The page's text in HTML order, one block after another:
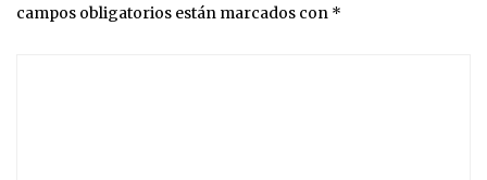
campos obligatorios están marcados con *